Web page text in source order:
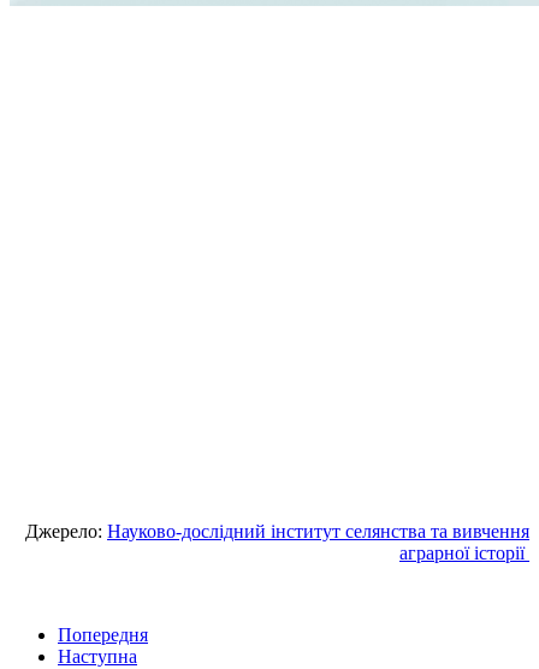
Джерело: Науково-дослідний інститут селянства та вивчення
аграрної історії
Попередня
Наступна